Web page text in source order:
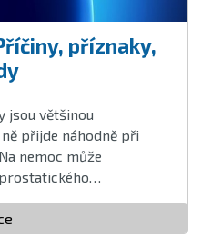
příznaky,
jsou většinou
přijde náhodně při
nemoc může
zánětu prostaty ...